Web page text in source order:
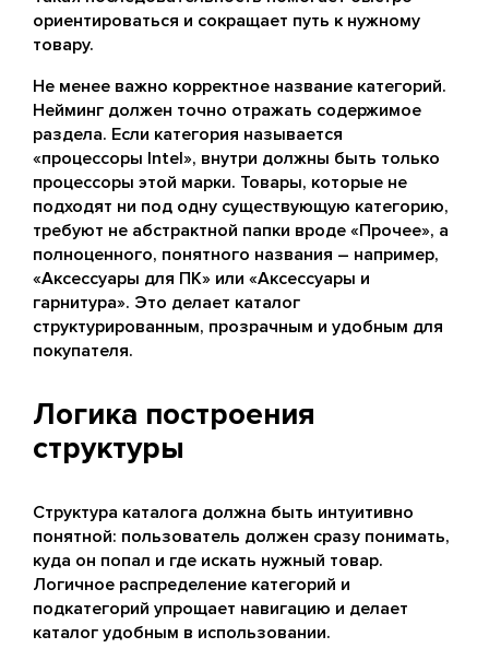
ориентироваться и сокращает путь к нужному
товару.
Не менее важно корректное название категорий.
Нейминг должен точно отражать содержимое
раздела. Если категория называется
«процессоры Intel», внутри должны быть только
процессоры этой марки. Товары, которые не
подходят ни под одну существующую категорию,
требуют не абстрактной папки вроде «Прочее», а
полноценного, понятного названия – например,
«Аксессуары для ПК» или «Аксессуары и
гарнитура». Это делает каталог
структурированным, прозрачным и удобным для
покупателя.
Логика построения
структуры
Структура каталога должна быть интуитивно
понятной: пользователь должен сразу понимать,
куда он попал и где искать нужный товар.
Логичное распределение категорий и
подкатегорий упрощает навигацию и делает
каталог удобным в использовании.